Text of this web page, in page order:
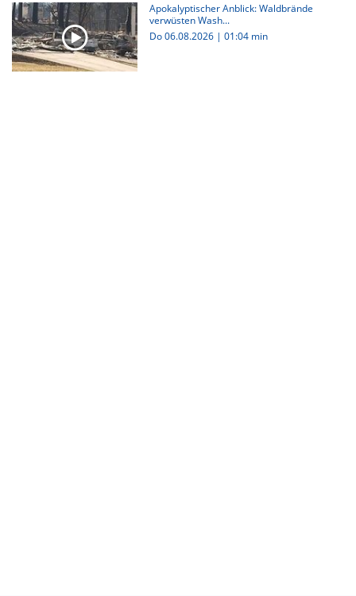
Apokalyptischer Anblick: Waldbrände
verwüsten Wash...
Do 06.08.2026 | 01:04 min